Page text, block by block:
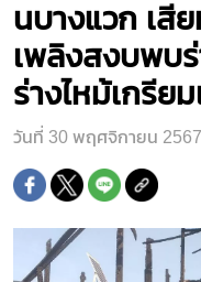
นบางแวก เสี
เพลิงสงบพบ
ร่างไหม้เกรีย
วันที่ 30 พฤศจิกายน 2567